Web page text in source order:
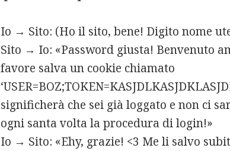
Io → Sito: (Ho il sito, bene! Digito nome
Sito → Io: «Password giusta! Benvenuto
favore salva un cookie chiamato
significherà che sei già loggato e non ci
ogni santa volta la procedura di login!»
Io → Sito: «Ehy, grazie! <3 Me li salvo